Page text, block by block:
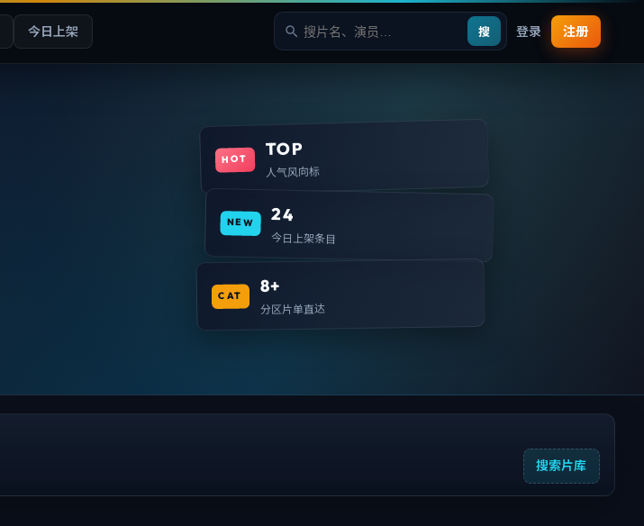
今日上架 搜 登录 注册
HOT TOP
人气风向标
NEW 24
今日上架条目
CAT 8+
分区片单直达
搜索片库